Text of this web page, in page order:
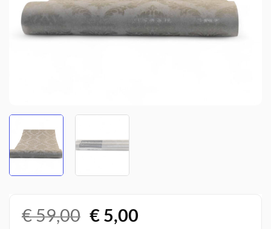
€59,00 Oorspronkelijke
€5,00Huidige